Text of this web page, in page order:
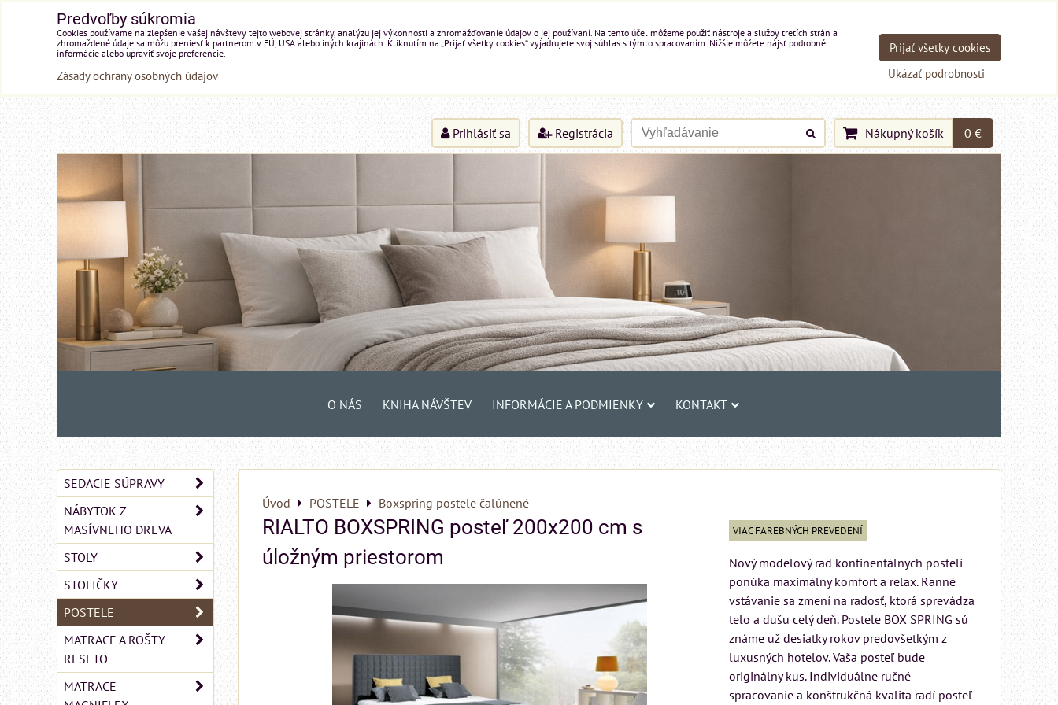
Prihlásiť sa Registrácia Nákupný košík 0 €
O NÁS KNIHA NÁVŠTEV INFORMÁCIE A PODMIENKY KONTAKT
Úvod POSTELE Boxspring postele čalúnené
RIALTO BOXSPRING posteľ 200x200 cm s
úložným priestorom
VIAC FAREBNÝCH PREVEDENÍ
Nový modelový rad kontinentálnych postelí
ponúka maximálny komfort a relax. Ranné
vstávanie sa zmení na radosť, ktorá sprevádza
telo a dušu celý deň. Postele BOX SPRING sú
známe už desiatky rokov predovšetkým z
luxusných hotelov. Vaša posteľ bude
originálny kus. Individuálne ručné
spracovanie a konštrukčná kvalita radí posteľ
SEDACIE SÚPRAVY
NÁBYTOK Z
MASÍVNEHO DREVA
STOLY
STOLIČKY
POSTELE
MATRACE A ROŠTY
RESETO
MATRACE
Predvoľby súkromia
Cookies používame na zlepšenie vašej návštevy tejto webovej stránky, analýzu jej výkonnosti a zhromažďovanie údajov o jej používaní. Na tento účel môžeme použiť nástroje a služby tretích strán a
zhromaždené údaje sa môžu preniesť k partnerom v EÚ, USA alebo iných krajinách. Kliknutím na „Prijať všetky cookies“ vyjadrujete svoj súhlas s týmto spracovaním. Nižšie môžete nájsť podrobné
informácie alebo upraviť svoje preferencie.
Zásady ochrany osobných údajov Ukázať podrobnosti
Prijať všetky cookies